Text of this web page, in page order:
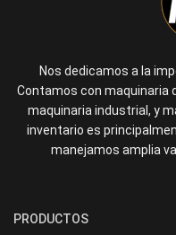
Nos dedicamos a la
Contamos con maquinaria
maquinaria industrial, y
inventario es
manejamos amplia
PRODUCTOS